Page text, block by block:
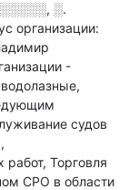
░.
организации:
-
,
судов
работ, Торговля
СРО в области